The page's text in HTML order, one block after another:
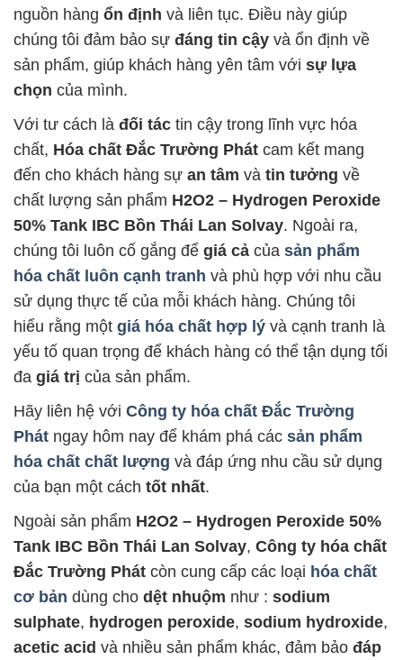
nguồn hàng ổn định và liên tục. Điều này giúp
chúng tôi đảm bảo sự đáng tin cậy và ổn định về
sản phẩm, giúp khách hàng yên tâm với sự lựa
chọn của mình.
Với tư cách là đối tác tin cậy trong lĩnh vực hóa
chất, Hóa chất Đắc Trường Phát cam kết mang
đến cho khách hàng sự an tâm và tin tưởng về
chất lượng sản phẩm H2O2 – Hydrogen Peroxide
50% Tank IBC Bồn Thái Lan Solvay. Ngoài ra,
chúng tôi luôn cố gắng để giá cả của sản phẩm
hóa chất luôn cạnh tranh và phù hợp với nhu cầu
sử dụng thực tế của mỗi khách hàng. Chúng tôi
hiểu rằng một giá hóa chất hợp lý và cạnh tranh là
yếu tố quan trọng để khách hàng có thể tận dụng tối
đa giá trị của sản phẩm.
Hãy liên hệ với Công ty hóa chất Đắc Trường
Phát ngay hôm nay để khám phá các sản phẩm
hóa chất chất lượng và đáp ứng nhu cầu sử dụng
của bạn một cách tốt nhất.
Ngoài sản phẩm H2O2 – Hydrogen Peroxide 50%
Tank IBC Bồn Thái Lan Solvay, Công ty hóa chất
Đắc Trường Phát còn cung cấp các loại hóa chất
cơ bản dùng cho dệt nhuộm như : sodium
sulphate, hydrogen peroxide, sodium hydroxide,
acetic acid và nhiều sản phẩm khác, đảm bảo đáp